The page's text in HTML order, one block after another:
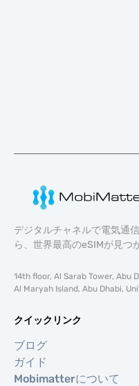
デジタルチャネルで電気通
ら、世界最高のeSIMが見つ
14th floor, Al Sarab Tower, Abu
Al Maryah Island, Abu Dhabi,
クイックリンク
ブログ
ガイド
Mobimatterについて